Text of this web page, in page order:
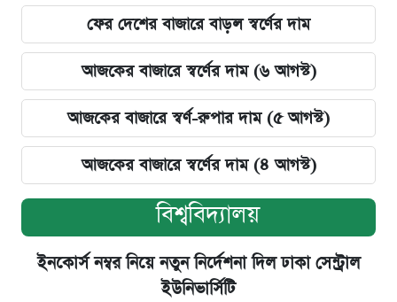
ফের দেশের বাজারে বাড়ল স্বর্ণের দাম
আজকের বাজারে স্বর্ণের দাম (৬ আগস্ট)
আজকের বাজারে স্বর্ণ-রুপার দাম (৫ আগস্ট)
আজকের বাজারে স্বর্ণের দাম (৪ আগস্ট)
বিশ্ববিদ্যালয়
ইনকোর্স নম্বর নিয়ে নতুন নির্দেশনা দিল ঢাকা সেন্ট্রাল
ইউনিভার্সিটি